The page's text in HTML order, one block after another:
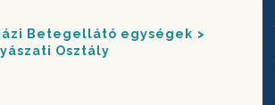
Betegellátó egységek
Osztály